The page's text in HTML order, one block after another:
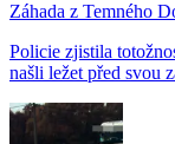
Záhada z Temného
Policie zjistila
našli ležet před svou